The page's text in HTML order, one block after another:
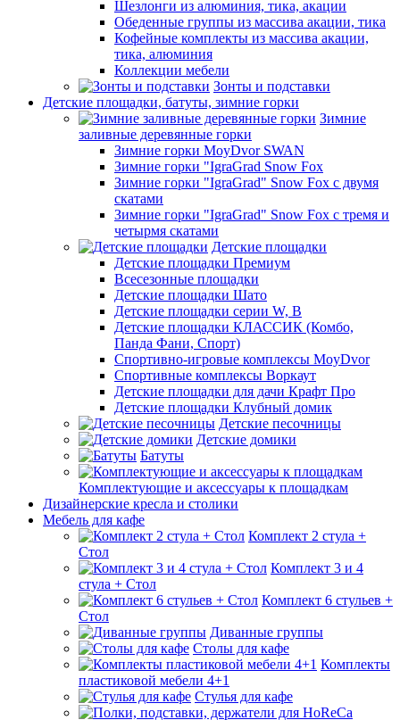
Шезлонги из алюминия, тика, акации
Обеденные группы из массива акации, тика
Кофейные комплекты из массива акации,
тика, алюминия
Коллекции мебели
Зонты и подставки
Детские площадки, батуты, зимние горки
Зимние
заливные деревянные горки
Зимние горки MoyDvor SWAN
Зимние горки "IgraGrad Snow Fox
Зимние горки "IgraGrad" Snow Fox с двумя
скатами
Зимние горки "IgraGrad" Snow Fox с тремя и
четырмя скатами
Детские площадки
Детские площадки Премиум
Всесезонные площадки
Детские площадки Шато
Детские площадки серии W, В
Детские площадки КЛАССИК (Комбо,
Панда Фани, Спорт)
Спортивно-игровые комплексы MoyDvor
Спортивные комплексы Воркаут
Детские площадки для дачи Крафт Про
Детские площадки Клубный домик
Детские песочницы
Детские домики
Батуты
Комплектующие и аксессуары к площадкам
Дизайнерские кресла и столики
Мебель для кафе
Комплект 2 стула +
Стол
Комплект 3 и 4
стула + Стол
Комплект 6 стульев +
Стол
Диванные группы
Столы для кафе
Комплекты
пластиковой мебели 4+1
Стулья для кафе